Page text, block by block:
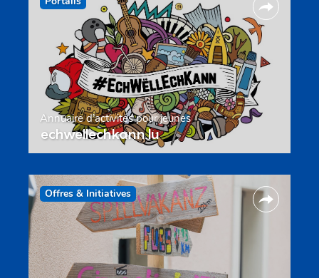
Annuaire d’activités pour jeunes
echwellechkann.lu
Offres & Initiatives